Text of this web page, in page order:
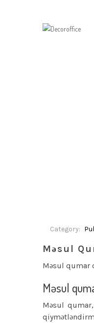
Category:
Məsul
Məsul qumar
Məsul
Məsul